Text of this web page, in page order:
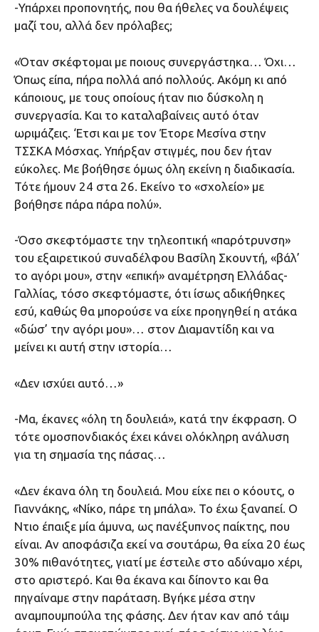
-Υπάρχει προπονητής, που θα ήθελες να δουλέψεις
μαζί του, αλλά δεν πρόλαβες;
«Όταν σκέφτομαι με ποιους συνεργάστηκα… Όχι…
Όπως είπα, πήρα πολλά από πολλούς. Ακόμη κι από
κάποιους, με τους οποίους ήταν πιο δύσκολη η
συνεργασία. Και το καταλαβαίνεις αυτό όταν
ωριμάζεις. ‘Ετσι και με τον Έτορε Μεσίνα στην
ΤΣΣΚΑ Μόσχας. Υπήρξαν στιγμές, που δεν ήταν
εύκολες. Με βοήθησε όμως όλη εκείνη η διαδικασία.
Τότε ήμουν 24 στα 26. Εκείνο το «σχολείο» με
βοήθησε πάρα πάρα πολύ».
-Όσο σκεφτόμαστε την τηλεοπτική «παρότρυνση»
του εξαιρετικού συναδέλφου Βασίλη Σκουντή, «βάλ’
το αγόρι μου», στην «επική» αναμέτρηση Ελλάδας-
Γαλλίας, τόσο σκεφτόμαστε, ότι ίσως αδικήθηκες
εσύ, καθώς θα μπορούσε να είχε προηγηθεί η ατάκα
«δώσ’ την αγόρι μου»… στον Διαμαντίδη και να
μείνει κι αυτή στην ιστορία…
«Δεν ισχύει αυτό…»
-Μα, έκανες «όλη τη δουλειά», κατά την έκφραση. Ο
τότε ομοσπονδιακός έχει κάνει ολόκληρη ανάλυση
για τη σημασία της πάσας…
«Δεν έκανα όλη τη δουλειά. Μου είχε πει ο κόουτς, ο
Γιαννάκης, «Νίκο, πάρε τη μπάλα». Το έχω ξαναπεί. Ο
Ντιο έπαιξε μία άμυνα, ως πανέξυπνος παίκτης, που
είναι. Αν αποφάσιζα εκεί να σουτάρω, θα είχα 20 έως
30% πιθανότητες, γιατί με έστειλε στο αδύναμο χέρι,
στο αριστερό. Και θα έκανα και δίποντο και θα
πηγαίναμε στην παράταση. Βγήκε μέσα στην
αναμπουμπούλα της φάσης. Δεν ήταν καν από τάιμ